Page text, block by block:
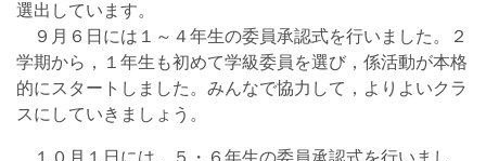
選出しています。
９月６日には１～４年生の委員承認式を行いました。２
学期から，１年生も初めて学級委員を選び，係活動が本格
的にスタートしました。みんなで協力して，よりよいクラ
スにしていきましょう。
１０月１日には，５・６年生の委員承認式を行いまし